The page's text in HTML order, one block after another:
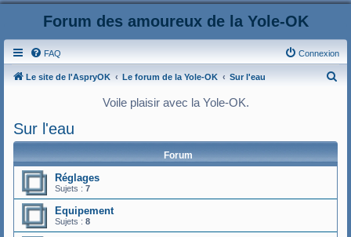
Forum des amoureux de la Yole-OK
FAQ Connexion
Le site de l'AspryOK Le forum de la Yole-OK Sur l'eau
Voile plaisir avec la Yole-OK.
Sur l'eau
Forum
Réglages
Sujets : 7
Equipement
Sujets : 8